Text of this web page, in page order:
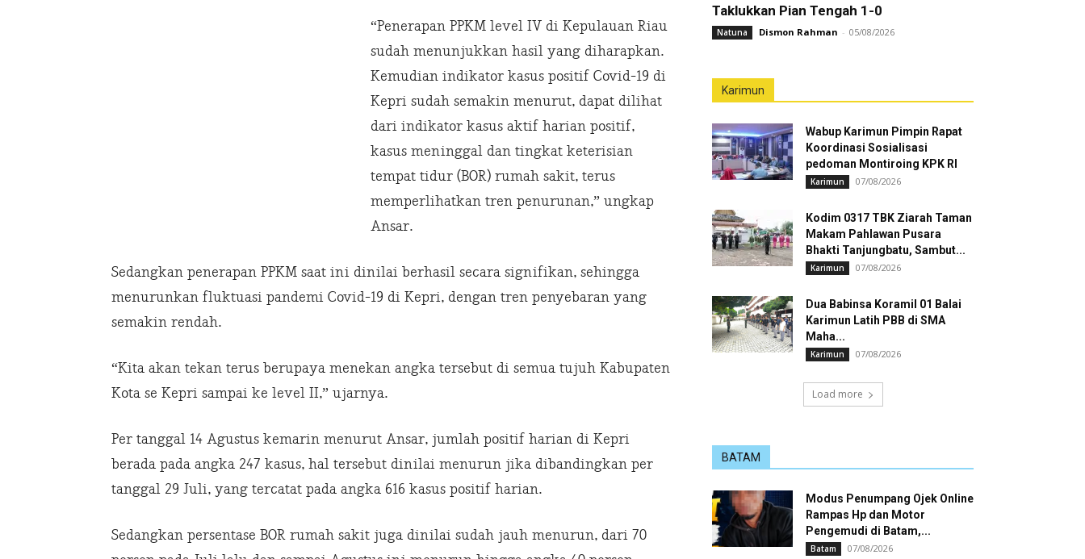
“Penerapan PPKM level IV di Kepulauan Riau
sudah menunjukkan hasil yang diharapkan.
Kemudian indikator kasus positif Covid-19 di
Kepri sudah semakin menurut, dapat dilihat
dari indikator kasus aktif harian positif,
kasus meninggal dan tingkat keterisian
tempat tidur (BOR) rumah sakit, terus
memperlihatkan tren penurunan,” ungkap
Ansar.
Sedangkan penerapan PPKM saat ini dinilai berhasil secara signifikan, sehingga
menurunkan fluktuasi pandemi Covid-19 di Kepri, dengan tren penyebaran yang
semakin rendah.
“Kita akan tekan terus berupaya menekan angka tersebut di semua tujuh Kabupaten
Kota se Kepri sampai ke level II,” ujarnya.
Per tanggal 14 Agustus kemarin menurut Ansar, jumlah positif harian di Kepri
berada pada angka 247 kasus, hal tersebut dinilai menurun jika dibandingkan per
tanggal 29 Juli, yang tercatat pada angka 616 kasus positif harian.
Sedangkan persentase BOR rumah sakit juga dinilai sudah jauh menurun, dari 70
Taklukkan Pian Tengah 1-0
Natuna Dismon Rahman - 05/08/2026
Karimun
Wabup Karimun Pimpin Rapat
Koordinasi Sosialisasi
pedoman Montiroing KPK RI
Karimun 07/08/2026
Kodim 0317 TBK Ziarah Taman
Makam Pahlawan Pusara
Bhakti Tanjungbatu, Sambut...
Karimun 07/08/2026
Dua Babinsa Koramil 01 Balai
Karimun Latih PBB di SMA
Maha...
Karimun 07/08/2026
Load more
BATAM
Modus Penumpang Ojek Online
Rampas Hp dan Motor
Pengemudi di Batam,...
Batam 07/08/2026